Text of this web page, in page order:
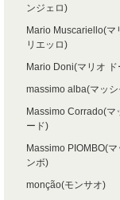
ンジェロ)
Mario Muscariello(マ
リエッロ)
Mario Doni(マリオ ド
massimo alba(マッ
Massimo Corrado(マ
ード)
Massimo PIOMBO(
ンボ)
monção(モンサオ)